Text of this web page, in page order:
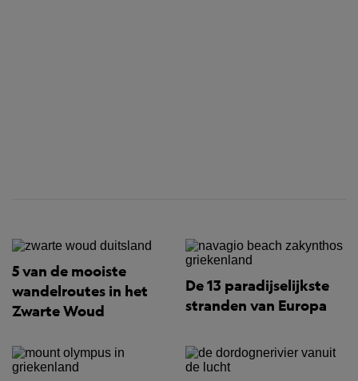
5 van de mooiste
wandelroutes in het
Zwarte Woud
De 13 paradijselijkste
stranden van Europa